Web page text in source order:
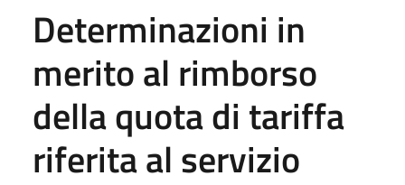
Determinazioni in
merito al rimborso
della quota di tariffa
riferita al servizio